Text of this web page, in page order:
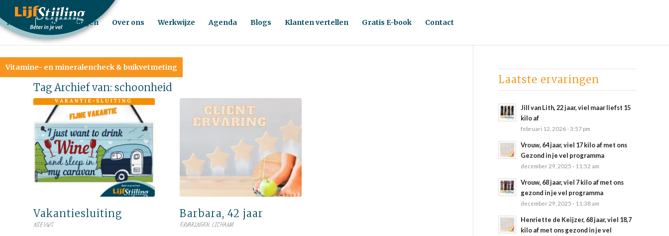
Home Behandelingen Over ons Werkwijze Agenda Blogs Klanten vertellen Gratis E-book Contact
Vitamine- en mineralencheck & buikvetmeting
Tag Archief van: schoonheid
Vakantiesluiting
NIEUWS
Barbara, 42 jaar
ERVARINGEN, LICHAAM
Laatste ervaringen
Jill van Lith, 22 jaar, viel maar liefst 15
kilo af
februari 12, 2026 - 3:57 pm
Vrouw, 64 jaar, viel 17 kilo af met ons
Gezond in je vel programma
december 29, 2025 - 11:52 am
Vrouw, 68 jaar, viel 7 kilo af met ons
gezond in je vel programma
december 29, 2025 - 11:38 am
Henriette de Keijzer, 68 jaar, viel 18,7
kilo af met ons gezond in je vel